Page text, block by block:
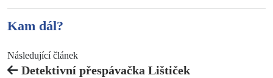
Kam dál?
Následující článek
Detektivní přespávačka Lištiček